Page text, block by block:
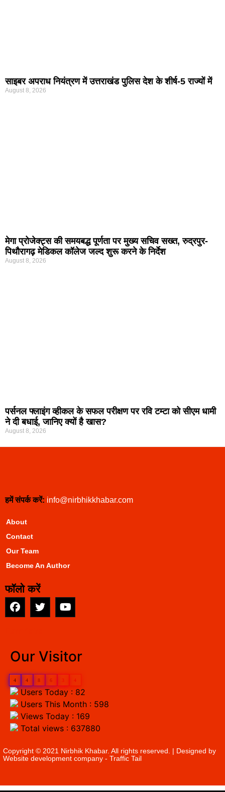
साइबर अपराध नियंत्रण में उत्तराखंड पुलिस देश के शीर्ष-5 राज्यों में
August 8, 2026
मेगा प्रोजेक्ट्स की समयबद्ध पूर्णता पर मुख्य सचिव सख्त, रुद्रपुर-
पिथौरागढ़ मेडिकल कॉलेज जल्द शुरू करने के निर्देश
August 8, 2026
पर्सनल फ्लाइंग व्हीकल के सफल परीक्षण पर रवि टम्टा को सीएम धामी
ने दी बधाई, जानिए क्यों है खास?
August 8, 2026
हमें संपर्क करें: info@nirbhikkhabar.com
About
Contact
Our Team
Become An Author
फॉलो करें
Our Visitor
4 4 8 6 3 4
Users Today : 82
Users This Month : 598
Views Today : 169
Total views : 637880
Copyright © 2021 Nirbhik Khabar. All rights reserved. | Designed by
Website development company - Traffic Tail